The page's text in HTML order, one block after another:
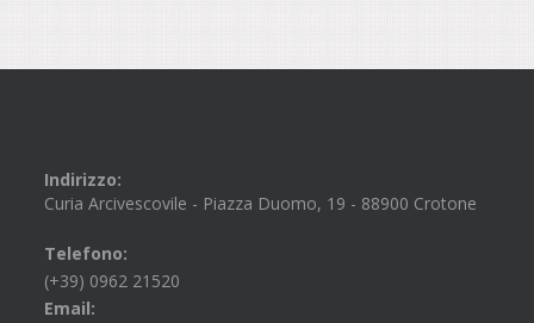
Indirizzo:
Curia Arcivescovile - Piazza Duomo, 19 - 88900 Crotone
Telefono:
(+39) 0962 21520
Email: